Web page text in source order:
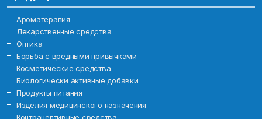
Ароматерапия
Лекарственные средства
Оптика
Борьба с вредными привычками
Косметические средства
Биологически активные добавки
Продукты питания
Изделия медицинского назначения